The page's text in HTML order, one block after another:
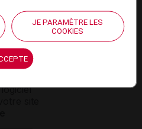
JE PARAMÈTRE LES
COOKIES